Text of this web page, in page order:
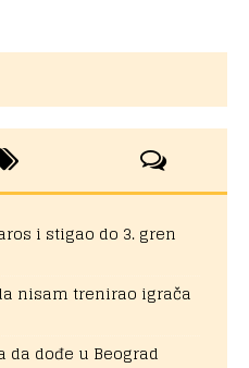
i stigao do 3. gren
nisam trenirao igrača
dođe u Beograd